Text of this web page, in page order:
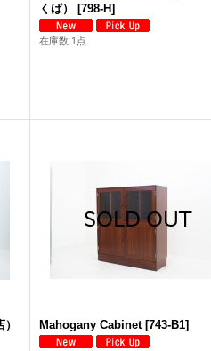
くば）
[798-H]
在庫数 1点
Mahogany Cabinet [743-B1]